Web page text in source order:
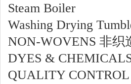
Steam Boiler
Washing Drying
NON-WOVENS 非织
DYES &
QUALITY